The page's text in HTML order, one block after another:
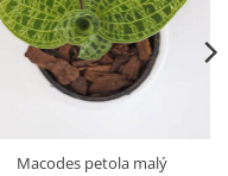
Macodes petola malý